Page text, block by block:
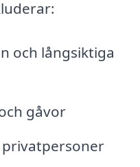
och långsiktiga
gåvor